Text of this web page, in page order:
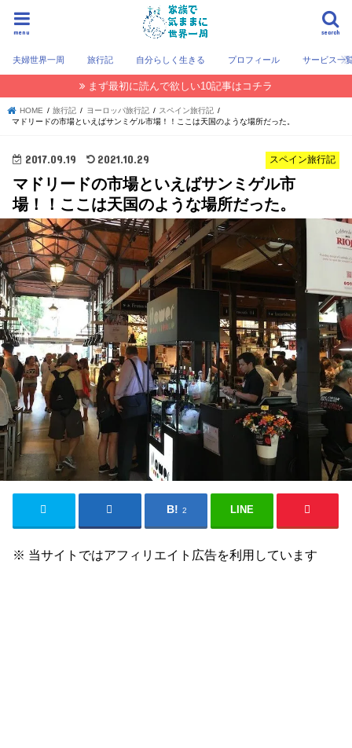
search
menu
夫婦世界一周 旅行記 自分らしく生きる プロフィール サービス一
まず最初に読んで欲しい10記事はコチラ
HOME 旅行記 ヨーロッパ旅行記
スペイン旅行記
マドリードの市場といえばサンミゲル市場！！ここは天国のような場所だった。
スペイン旅行記
2017.09.19 2021.10.29
マドリードの市場といえばサンミゲル市
場！！ここは天国のような場所だった。
2 LINE
※ 当サイトではアフィリエイト広告を利用しています